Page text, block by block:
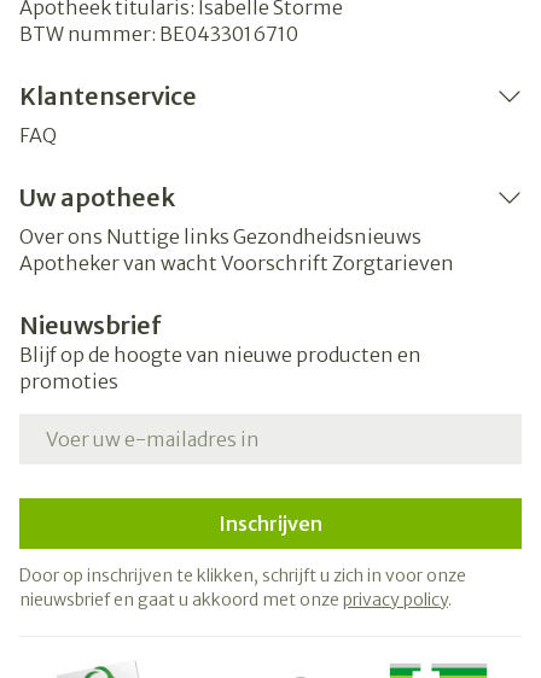
Apotheek titularis: Isabelle Storme
BTW nummer: BE0433016710
Klantenservice
FAQ
Uw apotheek
Over ons Nuttige links Gezondheidsnieuws
Apotheker van wacht Voorschrift Zorgtarieven
Nieuwsbrief
Blijf op de hoogte van nieuwe producten en
promoties
Inschrijven
Door op inschrijven te klikken, schrijft u zich in voor onze
nieuwsbrief en gaat u akkoord met onze privacy policy.